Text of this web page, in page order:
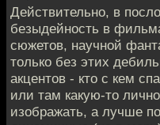
Действительно, в
безыдейность в
сюжетов, научной
только без этих
акцентов - кто с кем
или там какую-то
изображать, а лучше